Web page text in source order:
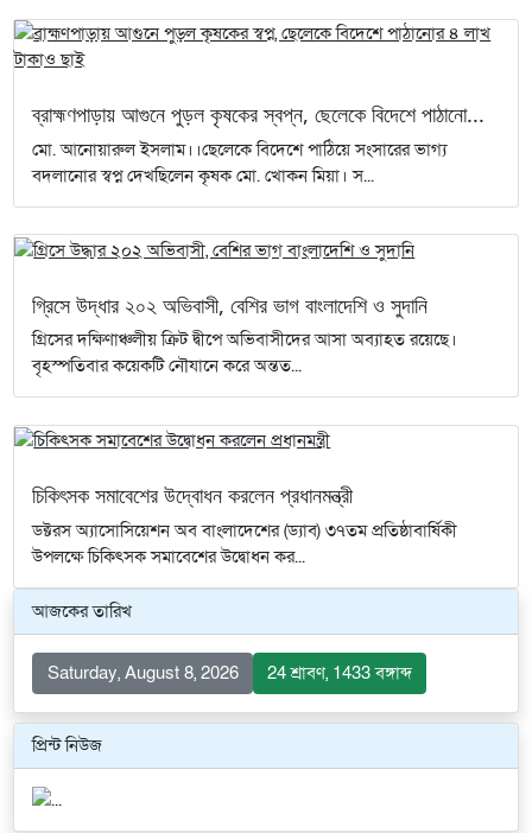
ব্রাহ্মণপাড়ায় আগুনে পুড়ল কৃষকের স্বপ্ন, ছেলেকে বিদেশে পাঠানো...
মো. আনোয়ারুল ইসলাম।।ছেলেকে বিদেশে পাঠিয়ে সংসারের ভাগ্য
বদলানোর স্বপ্ন দেখছিলেন কৃষক মো. খোকন মিয়া। স...
গ্রিসে উদ্ধার ২০২ অভিবাসী, বেশির ভাগ বাংলাদেশি ও সুদানি
গ্রিসের দক্ষিণাঞ্চলীয় ক্রিট দ্বীপে অভিবাসীদের আসা অব্যাহত রয়েছে।
বৃহস্পতিবার কয়েকটি নৌযানে করে অন্তত...
চিকিৎসক সমাবেশের উদ্বোধন করলেন প্রধানমন্ত্রী
ডক্টরস অ্যাসোসিয়েশন অব বাংলাদেশের (ড্যাব) ৩৭তম প্রতিষ্ঠাবার্ষিকী
উপলক্ষে চিকিৎসক সমাবেশের উদ্বোধন কর...
আজকের তারিখ
Saturday, August 8, 2026 24 শ্রাবণ, 1433 বঙ্গাব্দ
প্রিন্ট নিউজ